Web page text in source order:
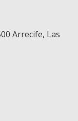
Arrecife, Las